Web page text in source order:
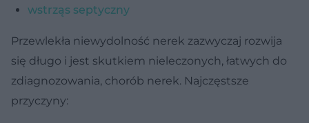
wstrząs septyczny
Przewlekła niewydolność nerek zazwyczaj rozwija
się długo i jest skutkiem nieleczonych, łatwych do
zdiagnozowania, chorób nerek. Najczęstsze
przyczyny: